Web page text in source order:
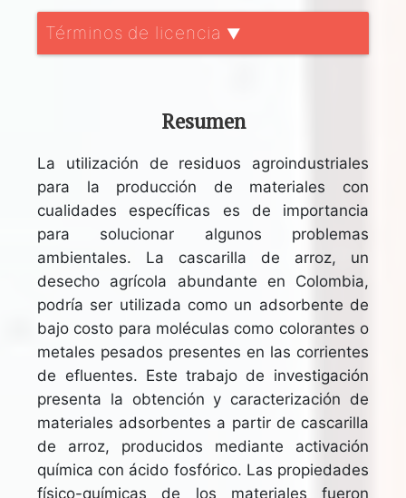
Términos de licencia ▼
Resumen
La utilización de residuos agroindustriales
para la producción de materiales con
cualidades específicas es de importancia
para solucionar algunos problemas
ambientales. La cascarilla de arroz, un
desecho agrícola abundante en Colombia,
podría ser utilizada como un adsorbente de
bajo costo para moléculas como colorantes o
metales pesados ​​presentes en las corrientes
de efluentes. Este trabajo de investigación
presenta la obtención y caracterización de
materiales adsorbentes a partir de cascarilla
de arroz, producidos mediante activación
química con ácido fosfórico. Las propiedades
físico-químicas de los materiales fueron